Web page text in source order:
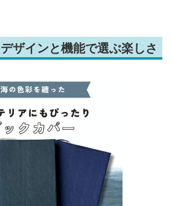
ザインと機能で選ぶ楽しさ